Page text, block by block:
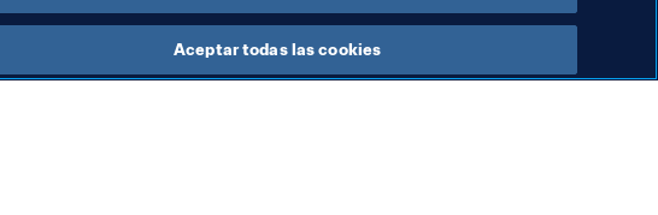
Aceptar todas las cookies